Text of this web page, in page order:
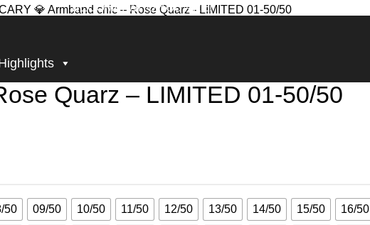
BECOME, WHO YOU ARE!
Quarz – LIMITED 01-50/50
50 09/50 10/50 11/50 12/50 13/50 14/50 15/50 16/50